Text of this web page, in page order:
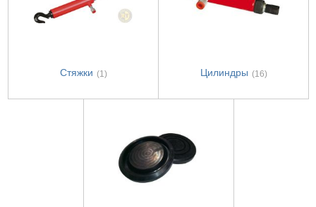
Стяжки (1) Цилиндры (16)